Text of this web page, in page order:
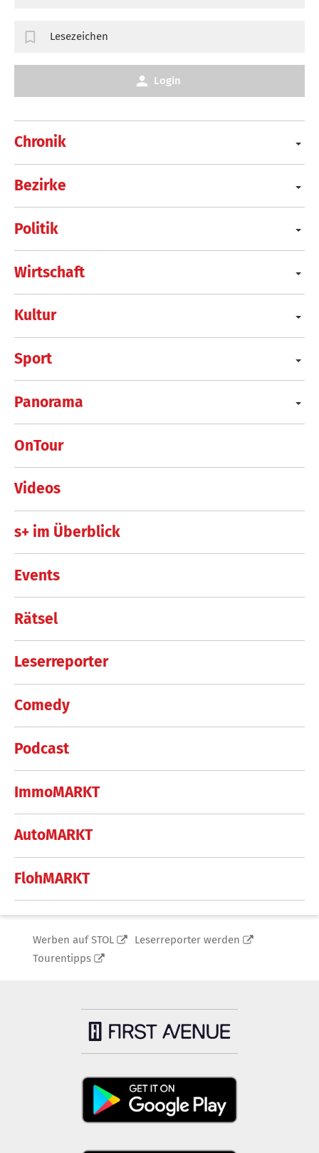
Chronik
Bezirke
Politik
Wirtschaft
Kultur
Sport
Panorama
OnTour
Videos
s+ im Überblick
Events
Rätsel
Leserreporter
Comedy
Podcast
ImmoMARKT
AutoMARKT
FlohMARKT
Lesezeichen
Login
Werben auf STOL
Leserreporter werden
Tourentipps